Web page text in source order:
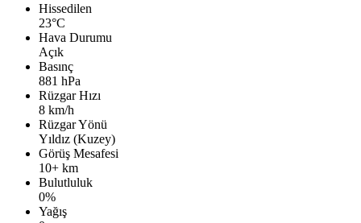
Hissedilen
23°C
Hava Durumu
Açık
Basınç
881 hPa
Rüzgar Hızı
8 km/h
Rüzgar Yönü
Yıldız (Kuzey)
Görüş Mesafesi
10+ km
Bulutluluk
0%
Yağış